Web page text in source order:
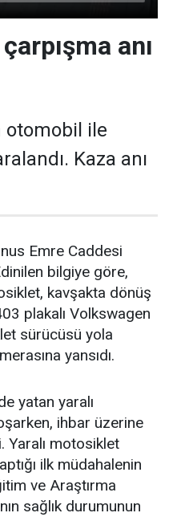
anı
otomobil ile
Kaza anı
Emre Caddesi
bilgiye göre,
kavşakta dönüş
plakalı Volkswagen
sürücüsü yola
yansıdı.
yatan yaralı
ihbar üzerine
Yaralı motosiklet
ilk müdahalenin
ve Araştırma
sağlık durumunun